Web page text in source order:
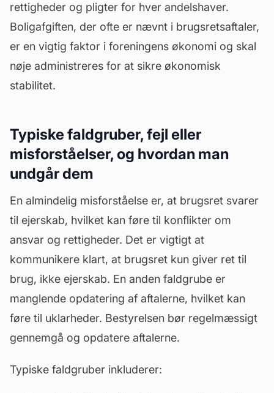
rettigheder og pligter for hver andelshaver.
Boligafgiften, der ofte er nævnt i brugsretsaftaler,
er en vigtig faktor i foreningens økonomi og skal
nøje administreres for at sikre økonomisk
stabilitet.
Typiske faldgruber, fejl eller
misforståelser, og hvordan man
undgår dem
En almindelig misforståelse er, at brugsret svarer
til ejerskab, hvilket kan føre til konflikter om
ansvar og rettigheder. Det er vigtigt at
kommunikere klart, at brugsret kun giver ret til
brug, ikke ejerskab. En anden faldgrube er
manglende opdatering af aftalerne, hvilket kan
føre til uklarheder. Bestyrelsen bør regelmæssigt
gennemgå og opdatere aftalerne.
Typiske faldgruber inkluderer: